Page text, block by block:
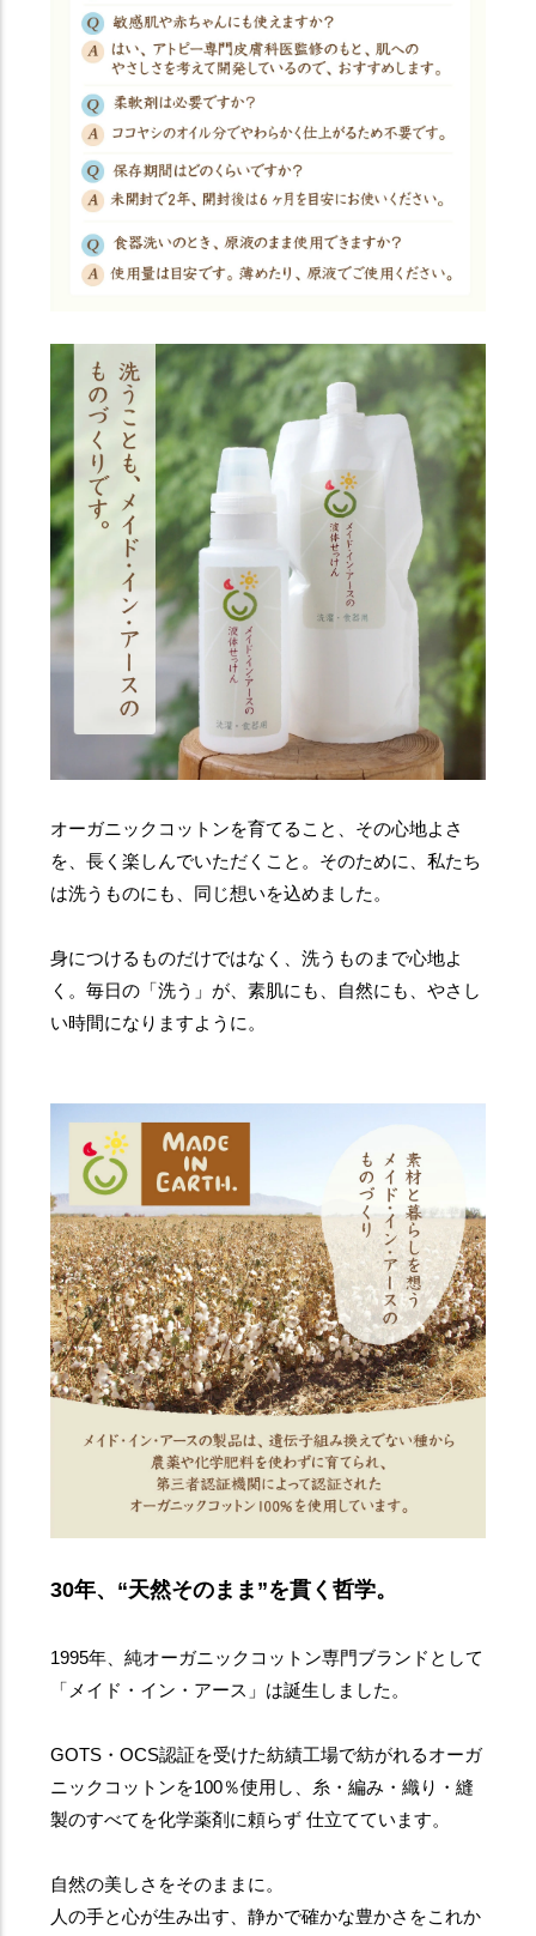
オーガニックコットンを育てること、その心地よさ
を、長く楽しんでいただくこと。そのために、私たち
は洗うものにも、同じ想いを込めました。
身につけるものだけではなく、洗うものまで心地よ
く。毎日の「洗う」が、素肌にも、自然にも、やさし
い時間になりますように。
30年、“天然そのまま”を貫く哲学。
1995年、純オーガニックコットン専門ブランドとして
「メイド・イン・アース」は誕生しました。
GOTS・OCS認証を受けた紡績工場で紡がれるオーガ
ニックコットンを100％使用し、糸・編み・織り・縫
製のすべてを化学薬剤に頼らず 仕立てています。
自然の美しさをそのままに。
人の手と心が生み出す、静かで確かな豊かさをこれか